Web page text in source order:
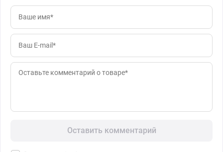
Оставить комментарий